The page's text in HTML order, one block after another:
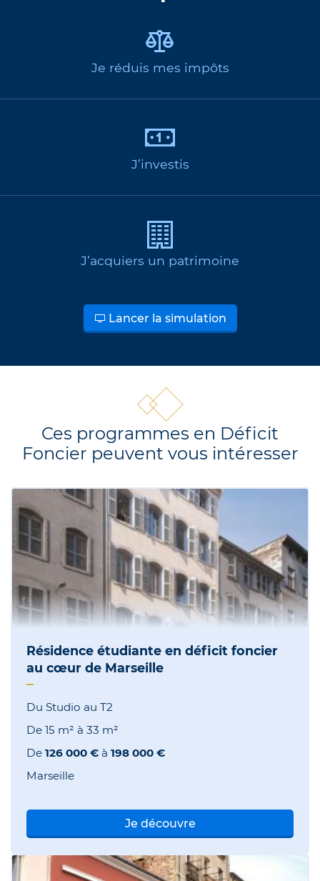
Je réduis mes impôts
J’investis
J’acquiers un patrimoine
Lancer la simulation
Ces programmes en Déficit
Foncier peuvent vous intéresser
Résidence étudiante en déficit foncier
au cœur de Marseille
Du Studio au T2
De 15 m² à 33 m²
De 126 000 € à 198 000 €
Marseille
Je découvre